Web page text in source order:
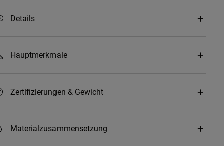
Details
Hauptmerkmale
Zertifizierungen & Gewicht
Materialzusammensetzung